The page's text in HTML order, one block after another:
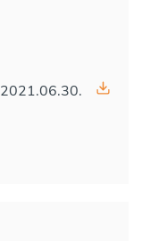
2021.06.30.